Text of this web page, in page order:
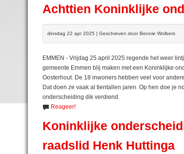
Achttien Koninklijke
dinsdag 22 apr 2025 | Geschreven door Bennie Wolbers
EMMEN - Vrijdag 25 april 2025 regende het weer
gemeente Emmen blij maken met een Koninklijke
Oosterhout. De 18 inwoners hebben veel voor
Dat doen ze vaak al tientallen jaren. Op hen doe je
onderscheiding dik verdiend.
Reageer!
Koninklijke
raadslid Henk Huttinga